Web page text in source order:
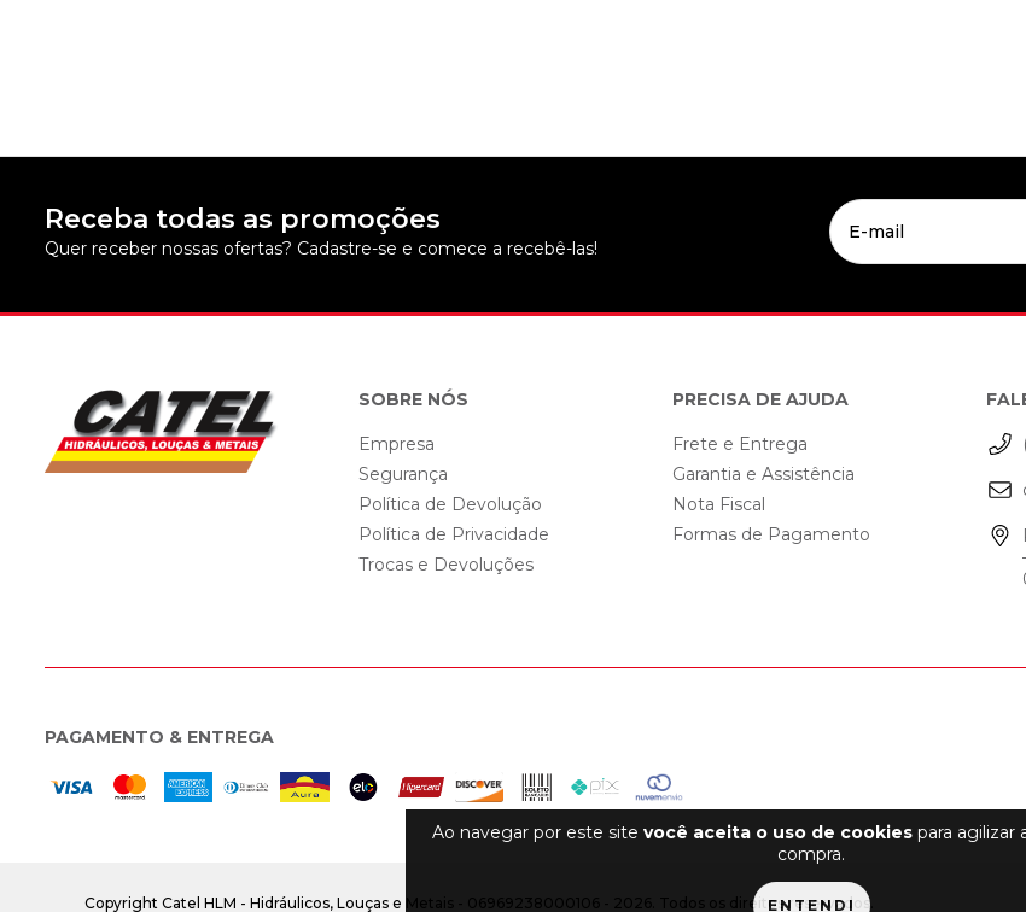
Ao navegar por este site você aceita o uso de cookies para agilizar
compra.
ENTENDI
Receba todas as promoções
Quer receber nossas ofertas? Cadastre-se e comece a recebê-las!
SOBRE NÓS
Empresa
Segurança
Política de Devolução
Política de Privacidade
Trocas e Devoluções
PRECISA DE AJUDA
Frete e Entrega
Garantia e Assistência
Nota Fiscal
Formas de Pagamento
PAGAMENTO & ENTREGA
Copyright Catel HLM - Hidráulicos, Louças e Metais - 06969238000106 - 2026. Todos os direitos reservados.